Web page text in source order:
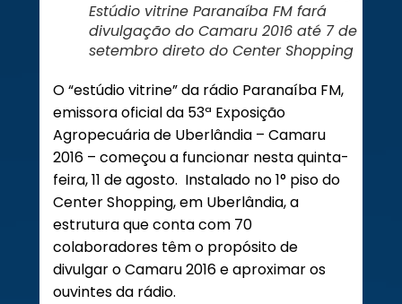
Estúdio vitrine Paranaíba FM fará
divulgação do Camaru 2016 até 7 de
setembro direto do Center Shopping
O “estúdio vitrine” da rádio Paranaíba FM,
emissora oficial da 53ª Exposição
Agropecuária de Uberlândia – Camaru
2016 – começou a funcionar nesta quinta-
feira, 11 de agosto. Instalado no 1° piso do
Center Shopping, em Uberlândia, a
estrutura que conta com 70
colaboradores têm o propósito de
divulgar o Camaru 2016 e aproximar os
ouvintes da rádio.